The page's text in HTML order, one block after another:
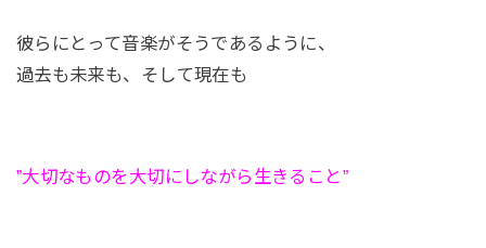
彼らにとって音楽がそうであるように、
過去も未来も、そして現在も
”大切なものを大切にしながら生きること”